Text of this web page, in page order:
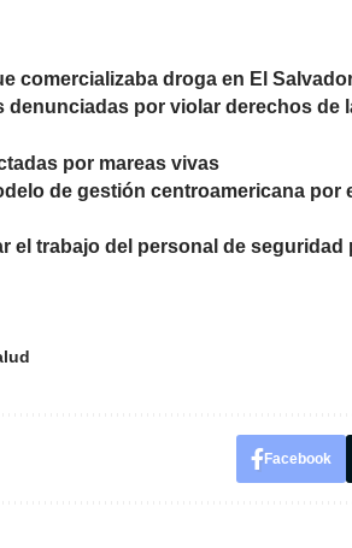
comercializaba droga en El
denunciadas por violar derechos de
por mareas vivas
de gestión centroamericana por
el trabajo del personal de seguridad
Facebook